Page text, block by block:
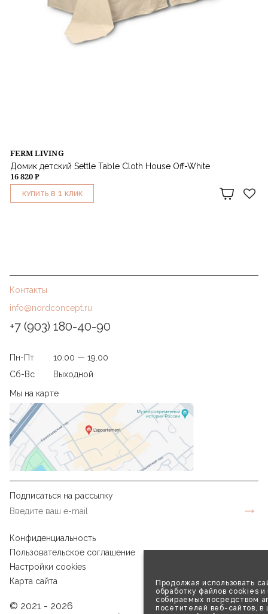
Продолжая использовать
обработку файлов cookies и
собираемых посредством
посетителей веб-сайтов, в
FERM LIVING
Домик детский Settle Table Cloth House Off-White
16 820 ₽
КУПИТЬ В 1 КЛИК
Контакты
info@nordconcept.ru
+7 (903) 180-40-90
Пн-Пт
10:00 — 19.00
Сб-Вс
Выходной
Мы на карте
Подписаться на рассылку
Конфиденциальность
Пользовательское соглашение
Настройки cookies
Карта сайта
© 2021 - 2026